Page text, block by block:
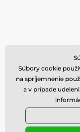
Súbory cookie
na spríjemnenie
a v prípade